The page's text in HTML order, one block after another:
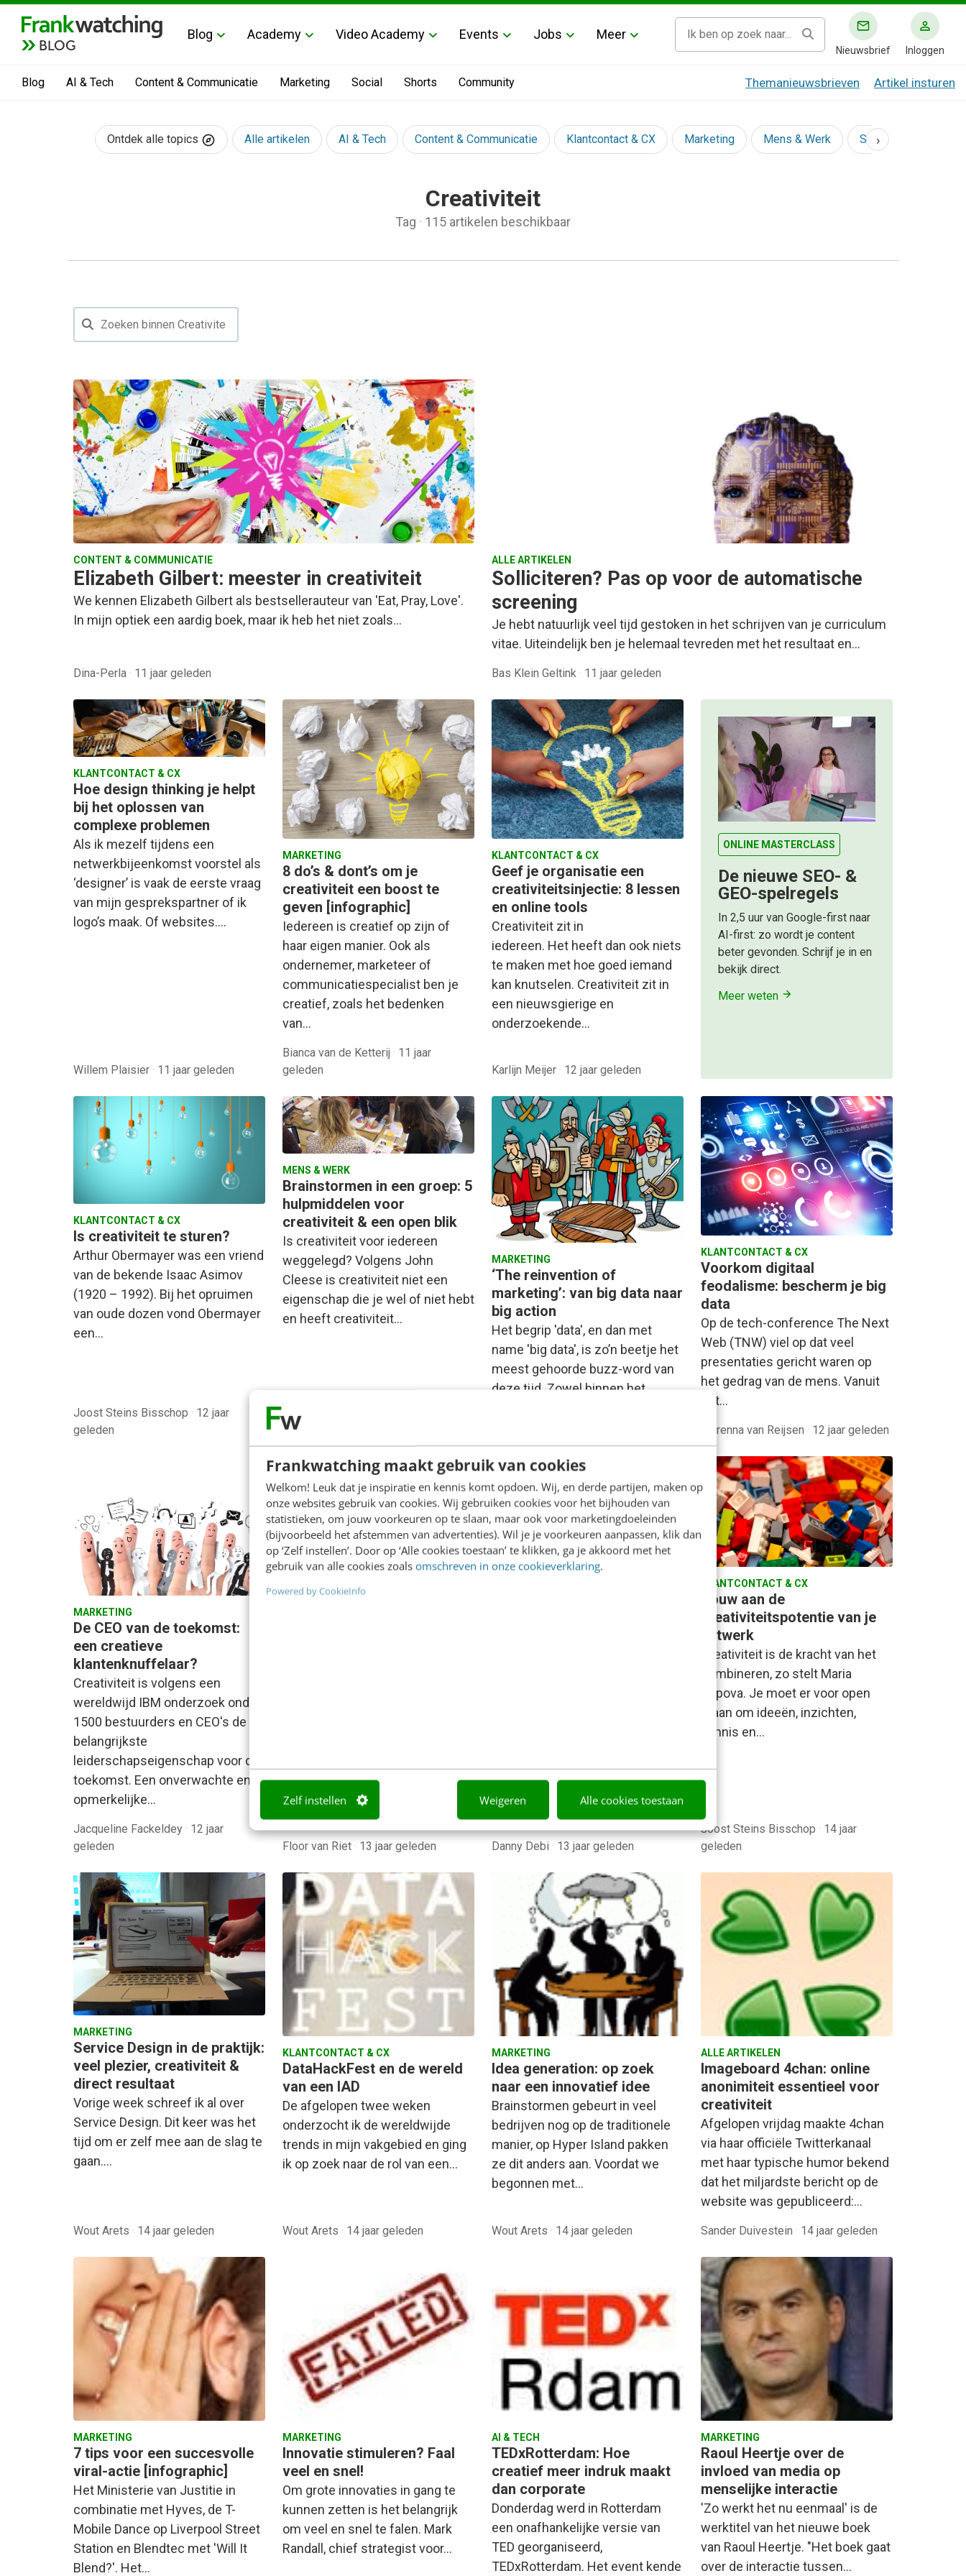
Frankwatching maakt gebruik van cookies
Welkom! Leuk dat je inspiratie en kennis komt opdoen. Wij, en derde partijen, maken op
onze websites gebruik van cookies. Wij gebruiken cookies voor het bijhouden van
statistieken, om jouw voorkeuren op te slaan, maar ook voor marketingdoeleinden
(bijvoorbeeld het afstemmen van advertenties). Wil je je voorkeuren aanpassen, klik dan
op ‘Zelf instellen’. Door op ‘Alle cookies toestaan’ te klikken, ga je akkoord met het
gebruik van alle cookies zoals omschreven in onze cookieverklaring.
Powered by CookieInfo
Zelf instellen Weigeren Alle cookies toestaan
BLOG
Blog Academy Video Academy Events Jobs Meer
Nieuwsbrief Inloggen
Blog AI & Tech Content & Communicatie Marketing Social Shorts Community Themanieuwsbrieven Artikel insturen
Ontdek alle topics Alle artikelen AI & Tech Content & Communicatie Klantcontact & CX Marketing Mens & Werk Social
›
Creativiteit
Tag · 115 artikelen beschikbaar
CONTENT & COMMUNICATIE
Elizabeth Gilbert: meester in creativiteit
We kennen Elizabeth Gilbert als bestsellerauteur van 'Eat, Pray, Love'.
In mijn optiek een aardig boek, maar ik heb het niet zoals…
Dina-Perla · 11 jaar geleden
ALLE ARTIKELEN
Solliciteren? Pas op voor de automatische
screening
Je hebt natuurlijk veel tijd gestoken in het schrijven van je curriculum
vitae. Uiteindelijk ben je helemaal tevreden met het resultaat en…
Bas Klein Geltink · 11 jaar geleden
KLANTCONTACT & CX
Hoe design thinking je helpt
bij het oplossen van
complexe problemen
Als ik mezelf tijdens een
netwerkbijeenkomst voorstel als
‘designer’ is vaak de eerste vraag
van mijn gesprekspartner of ik
logo’s maak. Of websites.…
Willem Plaisier · 11 jaar geleden
MARKETING
8 do’s & dont’s om je
creativiteit een boost te
geven [infographic]
Iedereen is creatief op zijn of
haar eigen manier. Ook als
ondernemer, marketeer of
communicatiespecialist ben je
creatief, zoals het bedenken
van…
Bianca van de Ketterij · 11 jaar
geleden
KLANTCONTACT & CX
Geef je organisatie een
creativiteitsinjectie: 8 lessen
en online tools
Creativiteit zit in
iedereen. Het heeft dan ook niets
te maken met hoe goed iemand
kan knutselen. Creativiteit zit in
een nieuwsgierige en
onderzoekende…
Karlijn Meijer · 12 jaar geleden
ONLINE MASTERCLASS
De nieuwe SEO- &
GEO-spelregels
In 2,5 uur van Google-first naar
AI-first: zo wordt je content
beter gevonden. Schrijf je in en
bekijk direct.
Meer weten
KLANTCONTACT & CX
Is creativiteit te sturen?
Arthur Obermayer was een vriend
van de bekende Isaac Asimov
(1920 – 1992). Bij het opruimen
van oude dozen vond Obermayer
een…
Joost Steins Bisschop · 12 jaar
geleden
MENS & WERK
Brainstormen in een groep: 5
hulpmiddelen voor
creativiteit & een open blik
Is creativiteit voor iedereen
weggelegd? Volgens John
Cleese is creativiteit niet een
eigenschap die je wel of niet hebt
en heeft creativiteit…
Floor Hickmann
MARKETING
‘The reinvention of
marketing’: van big data naar
big action
Het begrip 'data', en dan met
name 'big data', is zo’n beetje het
meest gehoorde buzz-word van
deze tijd. Zowel binnen het…
KLANTCONTACT & CX
Voorkom digitaal
feodalisme: bescherm je big
data
Op de tech-conference The Next
Web (TNW) viel op dat veel
presentaties gericht waren op
het gedrag van de mens. Vanuit
het…
Marenna van Reijsen · 12 jaar geleden
MARKETING
De CEO van de toekomst:
een creatieve
klantenknuffelaar?
Creativiteit is volgens een
wereldwijd IBM onderzoek onder
1500 bestuurders en CEO's de
belangrijkste
leiderschapseigenschap voor de
toekomst. Een onverwachte en
opmerkelijke…
Jacqueline Fackeldey · 12 jaar
geleden
Floor van Riet · 13 jaar geleden Danny Debi · 13 jaar geleden
KLANTCONTACT & CX
Bouw aan de
creativiteitspotentie van je
netwerk
Creativiteit is de kracht van het
combineren, zo stelt Maria
Popova. Je moet er voor open
staan om ideeën, inzichten,
kennis en…
Joost Steins Bisschop · 14 jaar
geleden
MARKETING
Service Design in de praktijk:
veel plezier, creativiteit &
direct resultaat
Vorige week schreef ik al over
Service Design. Dit keer was het
tijd om er zelf mee aan de slag te
gaan.…
Wout Arets · 14 jaar geleden
KLANTCONTACT & CX
DataHackFest en de wereld
van een IAD
De afgelopen twee weken
onderzocht ik de wereldwijde
trends in mijn vakgebied en ging
ik op zoek naar de rol van een…
Wout Arets · 14 jaar geleden
MARKETING
Idea generation: op zoek
naar een innovatief idee
Brainstormen gebeurt in veel
bedrijven nog op de traditionele
manier, op Hyper Island pakken
ze dit anders aan. Voordat we
begonnen met…
Wout Arets · 14 jaar geleden
ALLE ARTIKELEN
Imageboard 4chan: online
anonimiteit essentieel voor
creativiteit
Afgelopen vrijdag maakte 4chan
via haar officiële Twitterkanaal
met haar typische humor bekend
dat het miljardste bericht op de
website was gepubliceerd:…
Sander Duivestein · 14 jaar geleden
MARKETING
7 tips voor een succesvolle
viral-actie [infographic]
Het Ministerie van Justitie in
combinatie met Hyves, de T-
Mobile Dance op Liverpool Street
Station en Blendtec met 'Will It
Blend?'. Het…
MARKETING
Innovatie stimuleren? Faal
veel en snel!
Om grote innovaties in gang te
kunnen zetten is het belangrijk
om veel en snel te falen. Mark
Randall, chief strategist voor…
AI & TECH
TEDxRotterdam: Hoe
creatief meer indruk maakt
dan corporate
Donderdag werd in Rotterdam
een onafhankelijke versie van
TED georganiseerd,
TEDxRotterdam. Het event kende
MARKETING
Raoul Heertje over de
invloed van media op
menselijke interactie
'Zo werkt het nu eenmaal' is de
werktitel van het nieuwe boek
van Raoul Heertje. "Het boek gaat
over de interactie tussen…